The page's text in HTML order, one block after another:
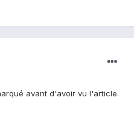
avant d'avoir vu l'article.